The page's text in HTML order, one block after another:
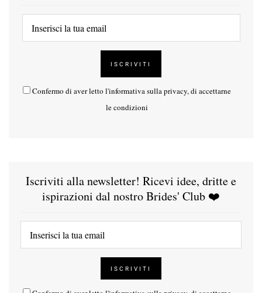
Confermo di aver letto l'informativa sulla privacy, di accettarne
le condizioni
Iscriviti alla newsletter! Ricevi idee, dritte e
ispirazioni dal nostro Brides' Club ❤️